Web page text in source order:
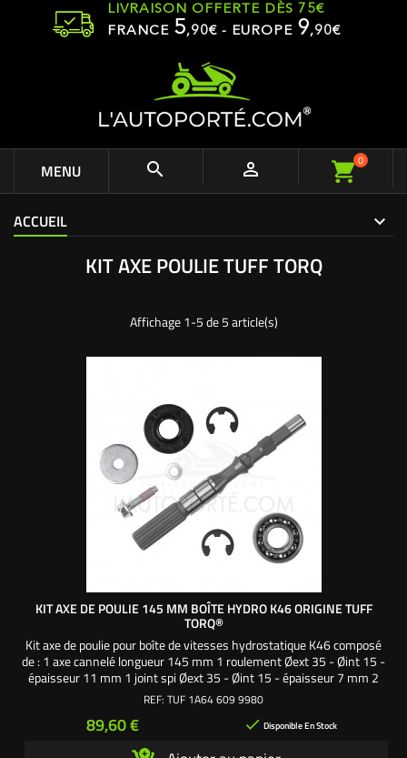
LIVRAISON OFFERTE DÈS 75€
FRANCE 5,90€ - EUROPE 9,90€
MENU   0
ACCUEIL
KIT AXE POULIE TUFF TORQ
Affichage 1-5 de 5 article(s)
KIT AXE DE POULIE 145 MM BOÎTE HYDRO K46 ORIGINE TUFF
TORQ®
Kit axe de poulie pour boîte de vitesses hydrostatique K46 composé
de : 1 axe cannelé longueur 145 mm 1 roulement Øext 35 - Øint 15 -
épaisseur 11 mm 1 joint spi Øext 35 - Øint 15 - épaisseur 7 mm 2
clips Øext 23 - Øint 13 mm 1 vis Ø 5,85 x 25 mm 1 rondelle plate Ø
Pièce origine Tuff Torq
REF: TUF 1A64 609 9980
Prix
89,60 €  Disponible En Stock